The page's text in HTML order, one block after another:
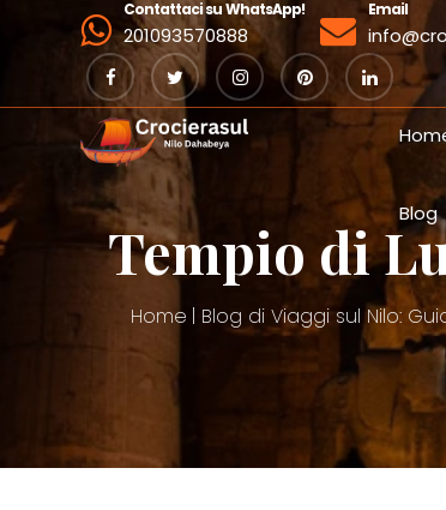
Contattaci su WhatsApp!
201093570888
Email
Blog
Tempio di
Home Blog di Viaggi sul Nilo: